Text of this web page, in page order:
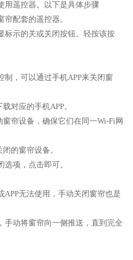
用遥控器。以下是具体步骤
配套的遥控器。
标示的关或关闭按钮。轻按该按
，可以通过手机APP来关闭窗
对应的手机APP。
帘设备，确保它们在同一Wi-Fi网
的窗帘设备。
项，点击即可。
无法使用，手动关闭窗帘也是
手动将窗帘向一侧推送，直到完全